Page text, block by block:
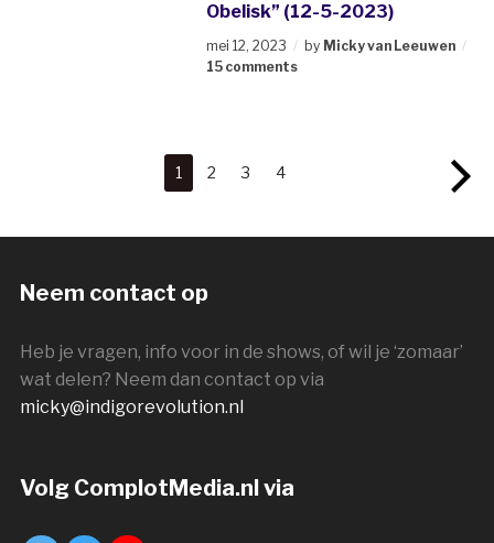
Obelisk” (12-5-2023)
mei 12, 2023 by Micky van Leeuwen
15 comments
1 2 3 4
Neem contact op
Heb je vragen, info voor in de shows, of wil je ‘zomaar’
wat delen? Neem dan contact op via
micky@indigorevolution.nl
Volg ComplotMedia.nl via